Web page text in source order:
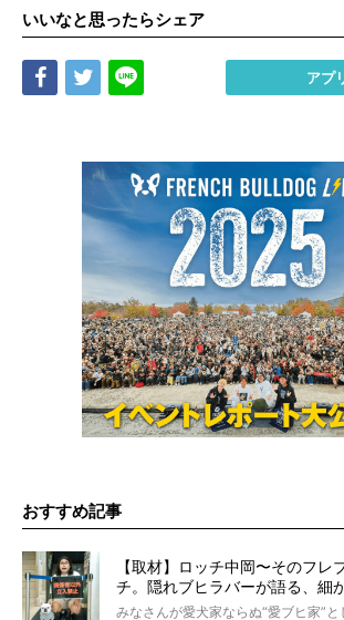
いいなと思ったらシェア
Share Tweet アプ
おすすめ記事
【取材】ロッチ中岡〜そのフレ
チ。隠れブヒラバーが語る、細
【前編】
みなさんが愛犬家ならぬ“愛ブヒ家”